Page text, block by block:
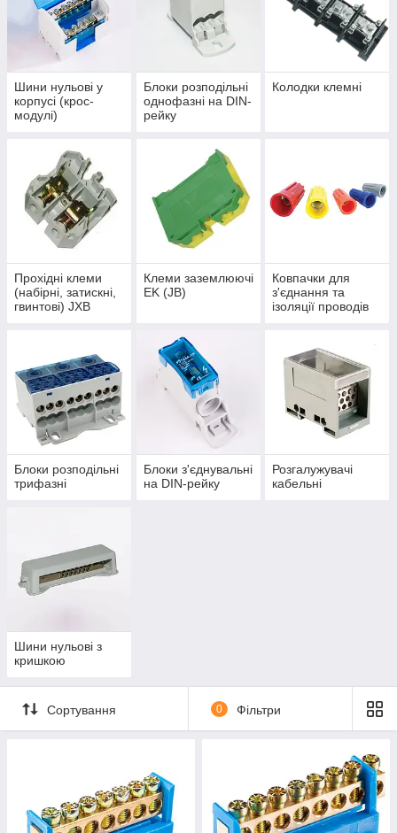
Шини нульові у
корпусі (крос-
модулі)
Блоки розподільні
однофазні на DIN-
рейку
Колодки клемні
Прохідні клеми
(набірні, затискні,
гвинтові) JXB
Клеми заземлюючі
EK (JB)
Ковпачки для
з'єднання та
ізоляції проводів
Блоки розподільні
трифазні
Блоки з'єднувальні
на DIN-рейку
Розгалужувачі
кабельні
Шини нульові з
кришкою
Сортування 0 Фільтри